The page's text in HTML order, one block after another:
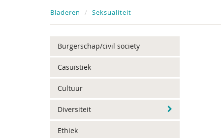
Bladeren Seksualiteit
Burgerschap/civil society
Casuïstiek
Cultuur
Diversiteit
Ethiek